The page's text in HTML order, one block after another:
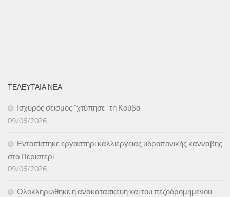
ΤΕΛΕΥΤΑΙΑ ΝΕΑ
Ισχυρός σεισμός “χτύπησε” τη Κούβα
09/06/2026
Εντοπίστηκε εργαστήρι καλλιέργειας υδροπονικής κάνναβης
στο Περιστέρι
09/06/2026
Ολοκληρώθηκε η ανακατασκευή και του πεζοδρομημένου